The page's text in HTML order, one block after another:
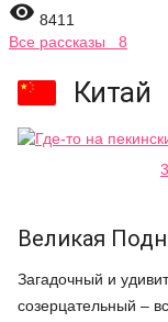
 8411
Все рассказы 8
Китай
Великая
Загадочный и
созерцательный –